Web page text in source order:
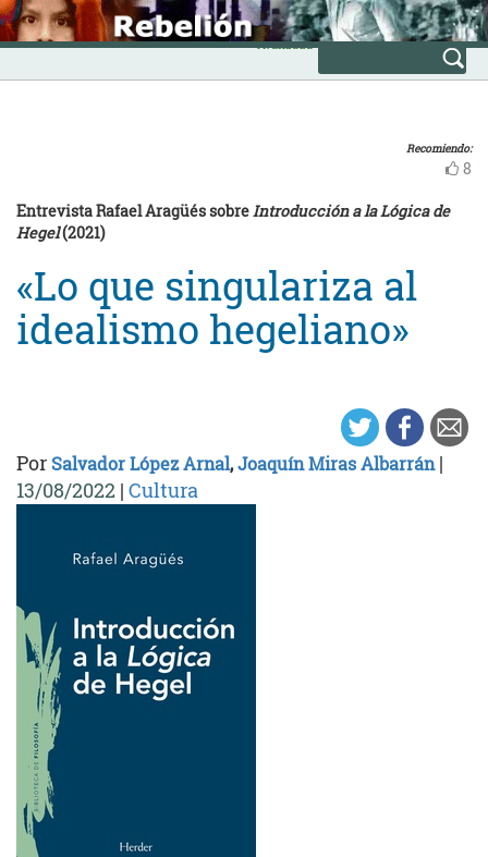
Skip
to
content
INICIO
Avanzada
Recomiendo:
8
Entrevista Rafael Aragüés sobreIntroducción a la Lógica de
Hegel(2021)
«Lo que singulariza al
idealismo hegeliano»
Por Salvador López Arnal,Joaquín Miras Albarrán|
13/08/2022 | Cultura